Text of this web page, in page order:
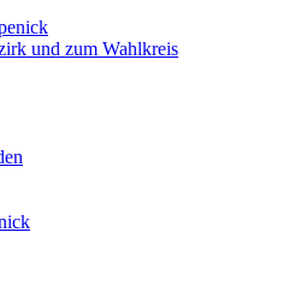
und zum Wahlkreis